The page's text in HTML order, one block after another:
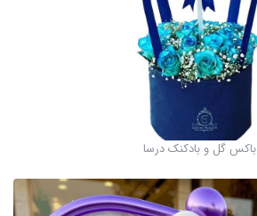
باکس گل و بادکنک درسا